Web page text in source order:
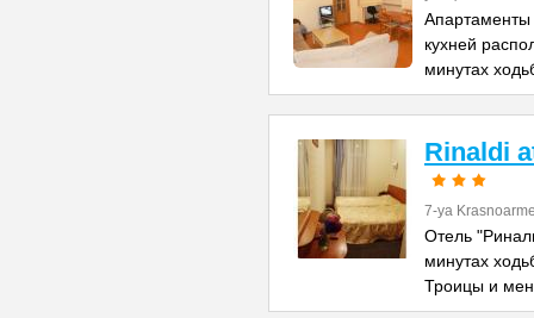
кухней
минутах
Rinaldi
7-ya
Отель
минутах
Троицы и